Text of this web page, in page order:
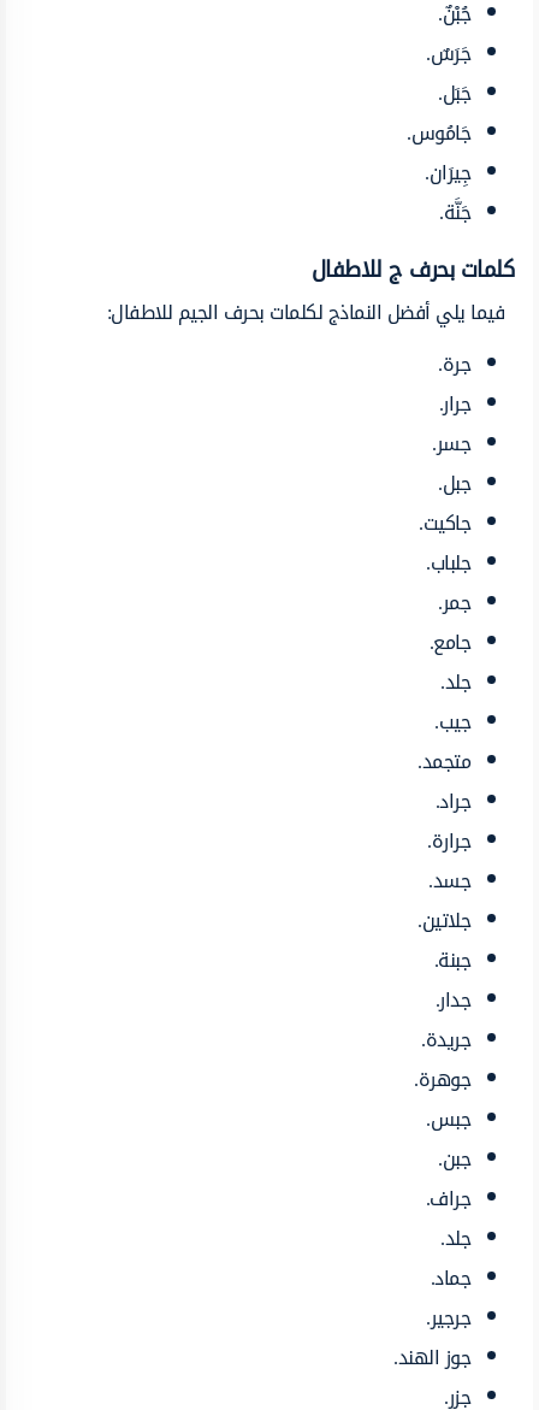
جُبْنٌ.
جَرَسٌ.
جَبَل.
جَامُوس.
جِيرَان.
جَنَّة.
كلمات بحرف جللاطفال
فيما يلي أفضل النماذج لكلمات بحرف الجيم للاطفال:
جرة.
جرار.
جسر.
جبل.
جاكيت.
جلباب.
جمر.
جامع.
جلد.
جيب.
متجمد.
جراد.
جرارة.
جسد.
جلاتين.
جبنة.
جدار.
جريدة.
جوهرة.
جبس.
جبن.
جراف.
جلد.
جماد.
جرجير.
جوز الهند.
جزر.